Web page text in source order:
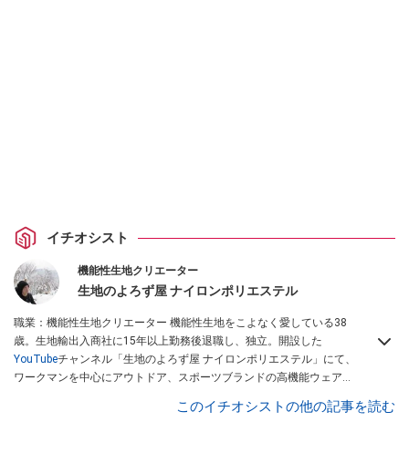
イチオシスト
機能性生地クリエーター
生地のよろず屋 ナイロンポリエステル
職業：機能性生地クリエーター 機能性生地をこよなく愛している38
歳。生地輸出入商社に15年以上勤務後退職し、独立。開設した
YouTubeチャンネル「生地のよろず屋 ナイロンポリエステル」にて、
ワークマンを中心にアウトドア、スポーツブランドの高機能ウェアを
このイチオシストの他の記事を読む